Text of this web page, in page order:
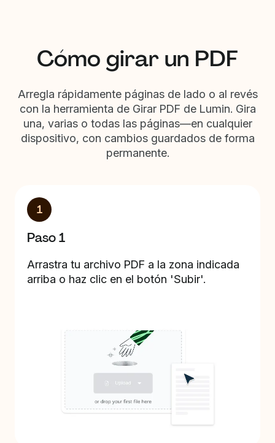
Cómo girar un PDF
Arregla rápidamente páginas de lado o al revés
con la herramienta de Girar PDF de Lumin. Gira
una, varias o todas las páginas—en cualquier
dispositivo, con cambios guardados de forma
permanente.
1
Paso 1
Arrastra tu archivo PDF a la zona indicada
arriba o haz clic en el botón 'Subir'.